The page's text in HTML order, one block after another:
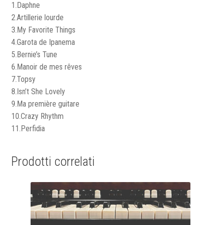
1.Daphne
2.Artillerie lourde
3.My Favorite Things
4.Garota de Ipanema
5.Bernie’s Tune
6.Manoir de mes rêves
7.Topsy
8.Isn’t She Lovely
9.Ma première guitare
10.Crazy Rhythm
11.Perfidia
Prodotti correlati